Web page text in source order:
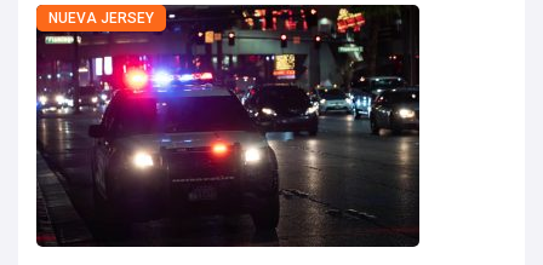
NUEVA JERSEY